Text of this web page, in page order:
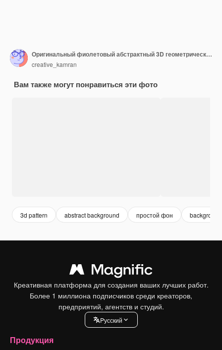
Оригинальный фиолетовый абстрактный 3D геометрический дизайн фона
creative_kamran
Вам также могут понравиться эти фото
3d pattern abstract background простой фон background
Креативная платформа для создания ваших лучших работ.
Более 1 миллиона подписчиков среди креаторов,
предприятий, агентств и студий.
Pусский
Продукция